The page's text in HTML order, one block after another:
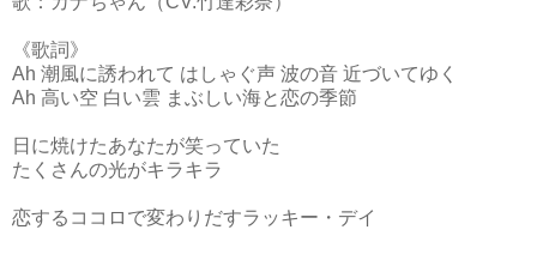
《歌詞》
Ah 潮風に誘われて はしゃぐ声 波の音 近づいてゆく
Ah 高い空 白い雲 まぶしい海と恋の季節
日に焼けたあなたが笑っていた
たくさんの光がキラキラ
恋するココロで変わりだすラッキー・デイ